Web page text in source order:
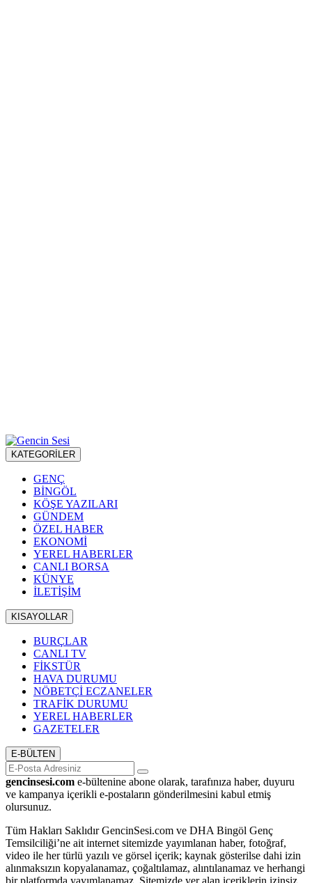
KATEGORİLER
GENÇ
BİNGÖL
KÖŞE YAZILARI
GÜNDEM
ÖZEL HABER
EKONOMİ
YEREL HABERLER
CANLI BORSA
KÜNYE
İLETİŞİM
KISAYOLLAR
BURÇLAR
CANLI TV
FİKSTÜR
HAVA DURUMU
NÖBETÇİ ECZANELER
TRAFİK DURUMU
YEREL HABERLER
GAZETELER
E-BÜLTEN
gencinsesi.com e-bültenine abone olarak, tarafınıza haber, duyuru
ve kampanya içerikli e-postaların gönderilmesini kabul etmiş
olursunuz.
Tüm Hakları Saklıdır GencinSesi.com ve DHA Bingöl Genç
Temsilciliği’ne ait internet sitemizde yayımlanan haber, fotoğraf,
video ile her türlü yazılı ve görsel içerik; kaynak gösterilse dahi izin
alınmaksızın kopyalanamaz, çoğaltılamaz, alıntılanamaz ve herhangi
bir platformda yayımlanamaz. Sitemizde yer alan içeriklerin izinsiz